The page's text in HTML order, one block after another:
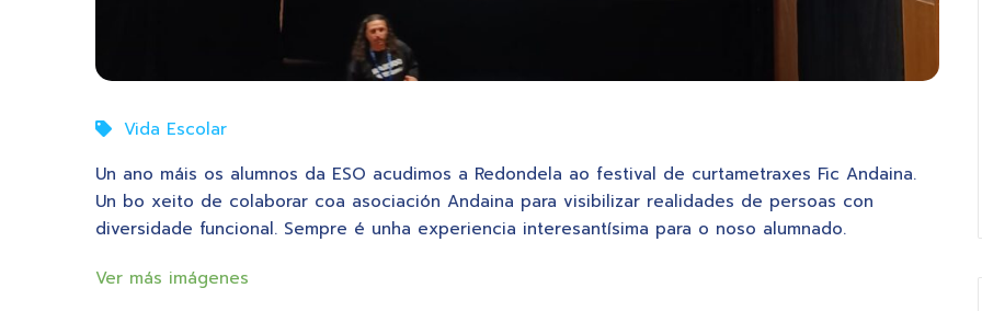
Vida Escolar
Un ano máis os alumnos da ESO acudimos a Redondela ao festival de curtametraxes Fic Andaina.
Un bo xeito de colaborar coa asociación Andaina para visibilizar realidades de persoas con
diversidade funcional. Sempre é unha experiencia interesantísima para o noso alumnado.
Ver más imágenes